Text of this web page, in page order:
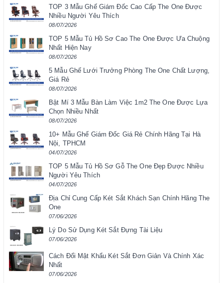
TOP 3 Mẫu Ghế Giám Đốc Cao Cấp The One Được
Nhiều Người Yêu Thích
08/07/2026
TOP 5 Mẫu Tủ Hồ Sơ Cao The One Được Ưa Chuộng
Nhất Hiện Nay
08/07/2026
5 Mẫu Ghế Lưới Trưởng Phòng The One Chất Lượng,
Giá Rẻ
08/07/2026
Bật Mí 3 Mẫu Bàn Làm Việc 1m2 The One Được Lựa
Chọn Nhiều Nhất
08/07/2026
10+ Mẫu Ghế Giám Đốc Giá Rẻ Chính Hãng Tại Hà
Nội, TPHCM
04/07/2026
TOP 5 Mẫu Tủ Hồ Sơ Gỗ The One Đẹp Được Nhiều
Người Yêu Thích
04/07/2026
Địa Chỉ Cung Cấp Két Sắt Khách Sạn Chính Hãng The
One
07/06/2026
Lý Do Sử Dụng Két Sắt Đựng Tài Liệu
07/06/2026
Cách Đổi Mật Khẩu Két Sắt Đơn Giản Và Chính Xác
Nhất
07/06/2026